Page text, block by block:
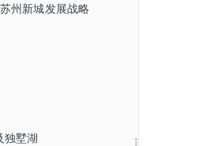
苏州新城发展战略
独墅湖